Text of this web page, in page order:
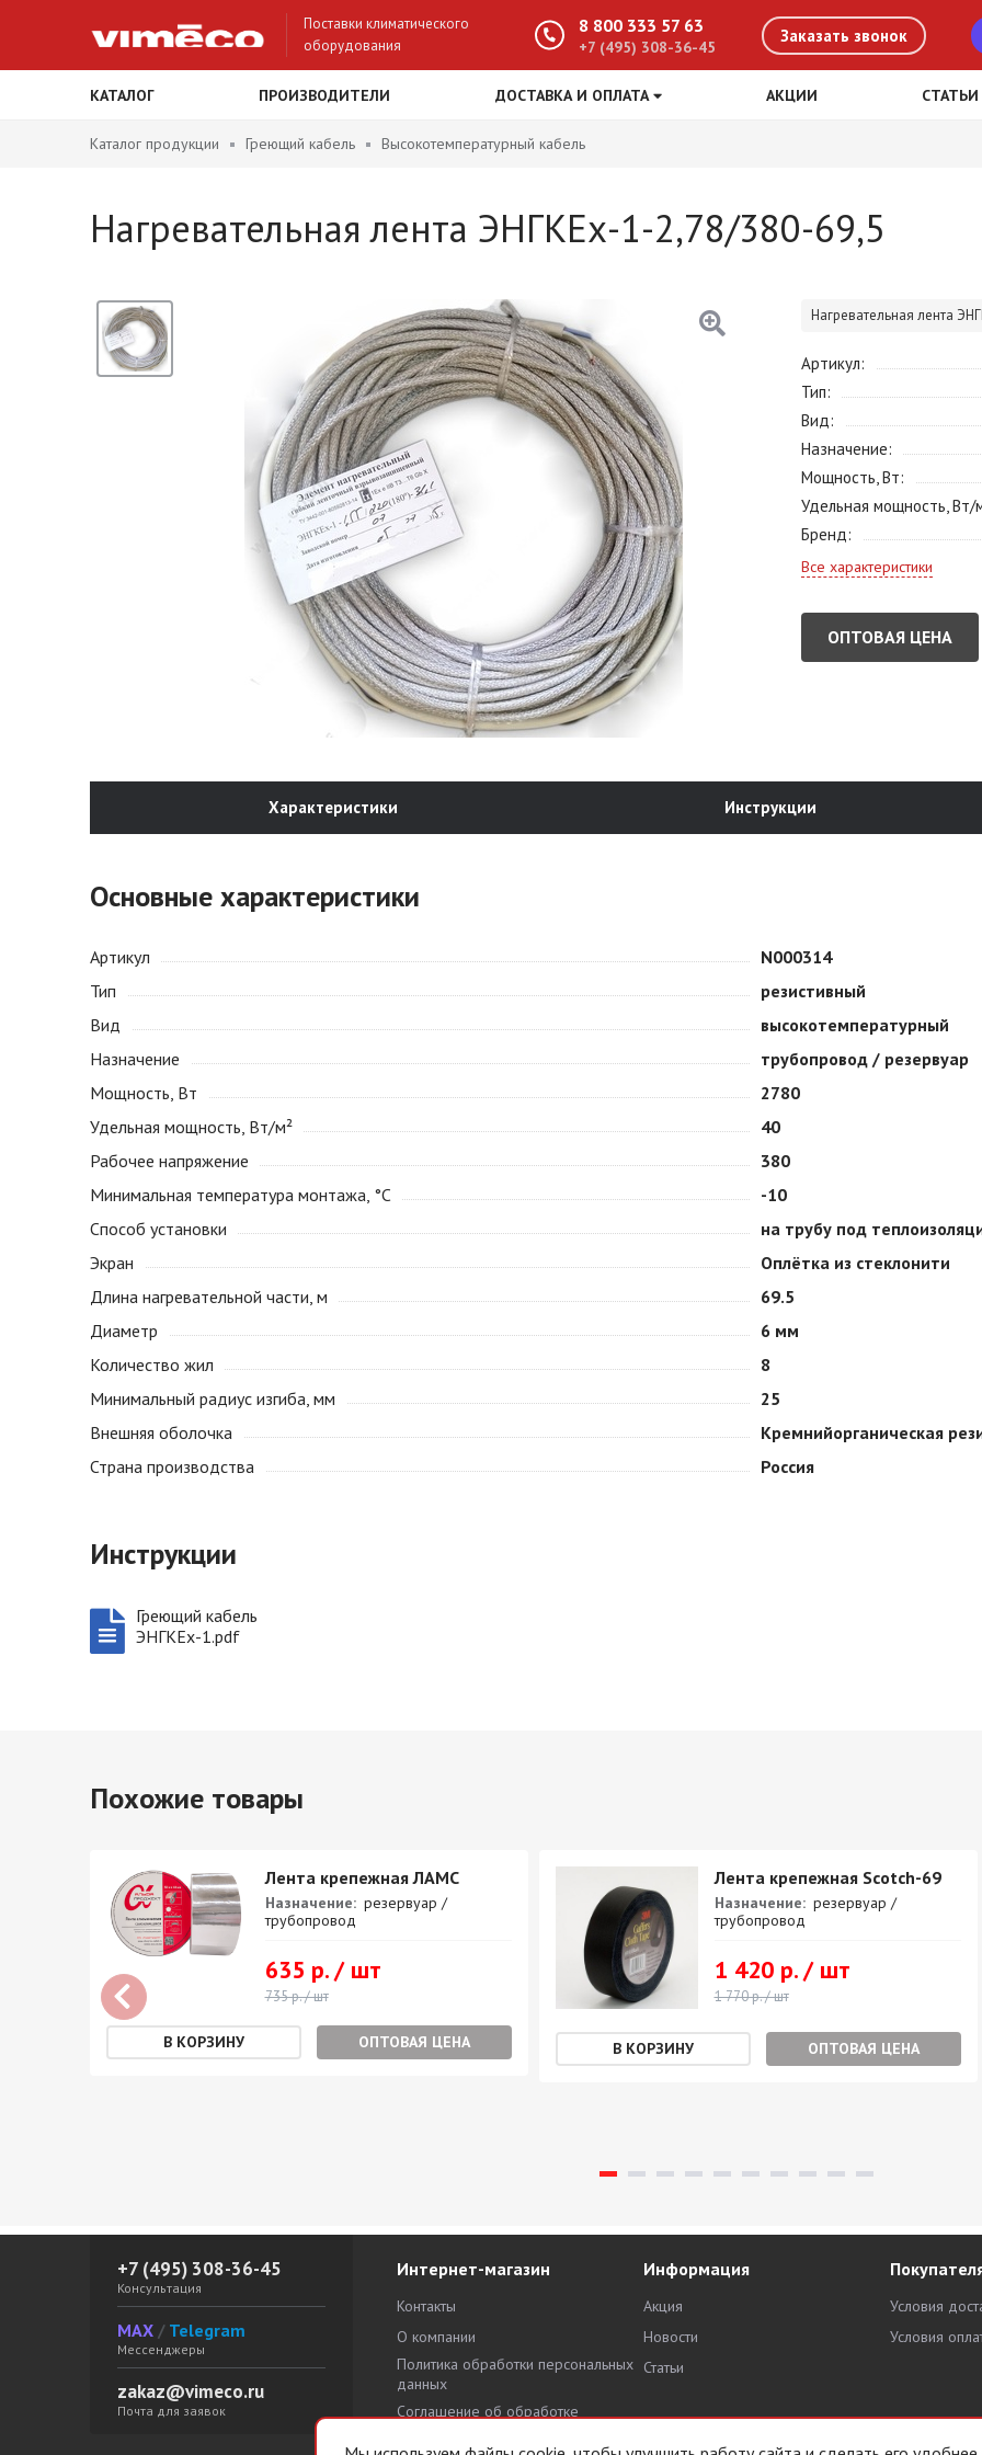
Поставки климатического
оборудования
8 800 333 57 63
+7 (495) 308-36-45
Заказать звонок
КАТАЛОГ ПРОИЗВОДИТЕЛИ ДОСТАВКА И ОПЛАТА АКЦИИ СТАТЬИ
Каталог продукции Греющий кабель Высокотемпературный кабель
Нагревательная лента ЭНГКЕх-1-2,78/380-69,5
Нагревательная лента
Артикул
Тип
Вид
Назначение
Мощность, Вт
Удельная мощность, Вт/
Бренд
Все характеристики
ОПТОВАЯ ЦЕНА
Характеристики Инструкции
Основные характеристики
Артикул
N000314
Тип
резистивный
Вид
высокотемпературный
Назначение
трубопровод / резервуар
Мощность, Вт
2780
Удельная мощность, Вт/м²
40
Рабочее напряжение
380
Минимальная температура монтажа, °С
-10
Способ установки
на трубу под
Экран
Оплётка из стеклонити
Длина нагревательной части, м
69.5
Диаметр
6 мм
Количество жил
8
Минимальный радиус изгиба, мм
25
Внешняя оболочка
Кремнийорганическая
Страна производства
Россия
Инструкции
Греющий кабель
ЭНГКЕх-1.pdf
Похожие товары
Лента крепежная ЛАМС
Назначение: резервуар /
трубопровод
635 р. / шт
735 р. / шт
ОПТОВАЯ ЦЕНА
Лента крепежная Scotch-69
Назначение: резервуар /
трубопровод
1 420 р. / шт
1 770 р. / шт
ОПТОВАЯ ЦЕНА
+7 (495) 308-36-45
Консультация
MAX / Telegram
Мессенджеры
zakaz@vimeco.ru
Почта для заявок
Интернет-магазин
Контакты
О компании
Политика обработки персональных
данных
Соглашение об обработке
Информация
Акция
Новости
Статьи
Условия
Условия